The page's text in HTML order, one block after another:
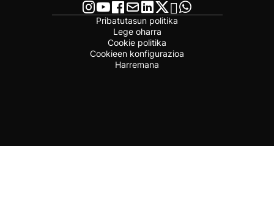
Pribatutasun politika
Lege oharra
Cookie politika
Cookieen konfigurazioa
Harremana